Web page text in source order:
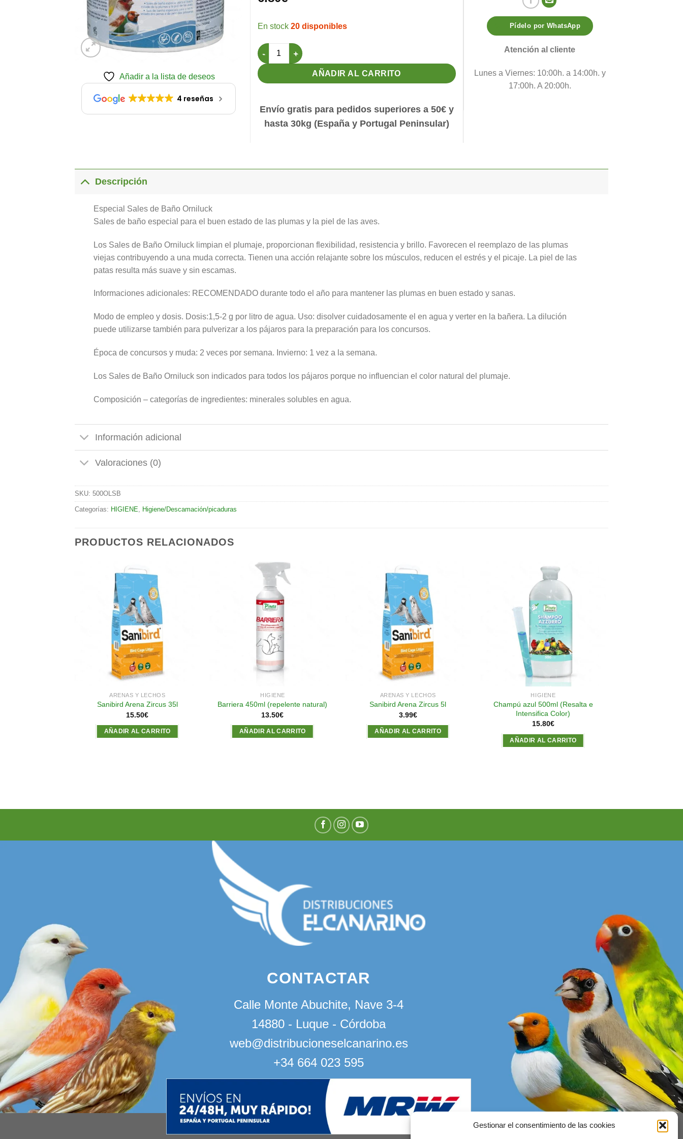
Gestionar el consentimiento de las cookies
Añadir a la lista de deseos
4 reseñas
20 disponibles
Especial Sales de Baño Orniluck 500gr cantidad
AÑADIR AL CARRITO
Envío gratis para pedidos superiores a 50€ y
hasta 30kg (España y Portugal Peninsular)
Pídelo por WhatsApp
Atención al cliente
Lunes a Viernes: 10:00h. a 14:00h. y
17:00h. A 20:00h.
Descripción
Especial Sales de Baño Orniluck
Sales de baño especial para el buen estado de las plumas y la piel de las aves.
Los Sales de Baño Orniluck limpian el plumaje, proporcionan flexibilidad, resistencia y brillo. Favorecen el reemplazo de las plumas
viejas contribuyendo a una muda correcta. Tienen una acción relajante sobre los músculos, reducen el estrés y el picaje. La piel de las
patas resulta más suave y sin escamas.
Informaciones adicionales: RECOMENDADO durante todo el año para mantener las plumas en buen estado y sanas.
Modo de empleo y dosis. Dosis:1,5-2 g por litro de agua. Uso: disolver cuidadosamente el en agua y verter en la bañera. La dilución
puede utilizarse también para pulverizar a los pájaros para la preparación para los concursos.
Época de concursos y muda: 2 veces por semana. Invierno: 1 vez a la semana.
Los Sales de Baño Orniluck son indicados para todos los pájaros porque no influencian el color natural del plumaje.
Composición – categorías de ingredientes: minerales solubles en agua.
Información adicional
Valoraciones (0)
SKU: 500OLSB
Categorías: HIGIENE, Higiene/Descamación/picaduras
PRODUCTOS RELACIONADOS
ARENAS Y LECHOS
Sanibird Arena Zircus 35l
15.50€
AÑADIR AL CARRITO
HIGIENE
Barriera 450ml (repelente natural)
13.50€
AÑADIR AL CARRITO
ARENAS Y LECHOS
Sanibird Arena Zircus 5l
3.99€
AÑADIR AL CARRITO
HIGIENE
Champú azul 500ml (Resalta e
Intensifica Color)
15.80€
AÑADIR AL CARRITO
CONTACTAR
Calle Monte Abuchite, Nave 3-4
14880 - Luque - Córdoba
web@distribucioneselcanarino.es
+34 664 023 595